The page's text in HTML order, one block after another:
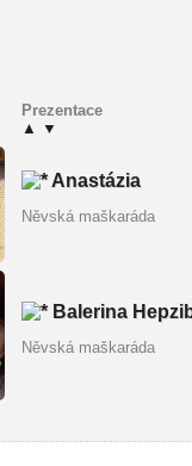
Prezentace
▲ ▼
Anastázia
Něvská maškaráda
Balerina
Něvská maškaráda